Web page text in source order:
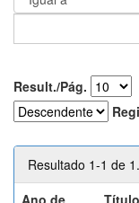
Result./Pág.
Resultado 1-1 de 1.
Ano de
Título